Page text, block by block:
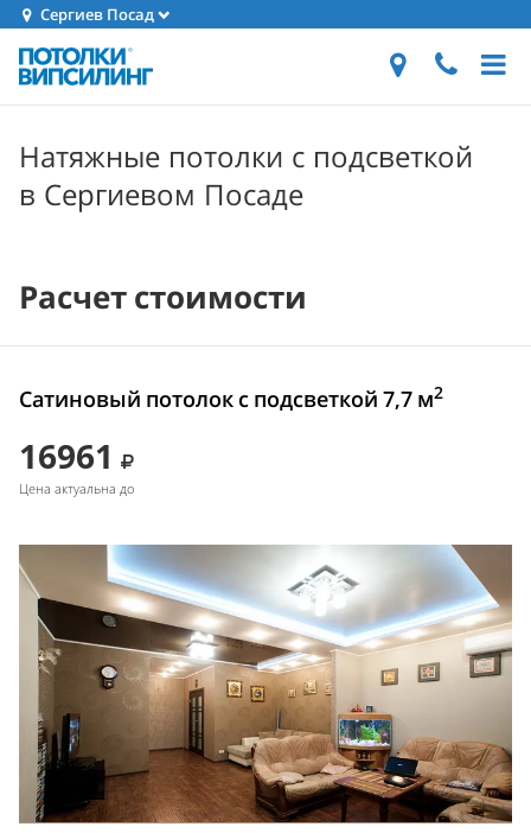
Сергиев Посад
Натяжные потолки с подсветкой
в Сергиевом Посаде
Расчет стоимости
Сатиновый потолок с подсветкой 7,7 м2
16961
Цена актуальна до